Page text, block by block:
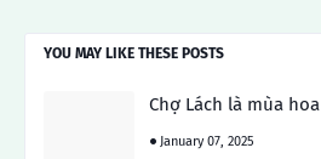
YOU MAY LIKE THESE POSTS
Chợ Lách là mùa
January 07, 2025